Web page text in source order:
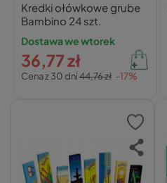
Kredki ołówkowe grube
Bambino 24 szt.
Dostawa we wtorek
Cena z 30 dni44,76 zł -17%
36,77 zł